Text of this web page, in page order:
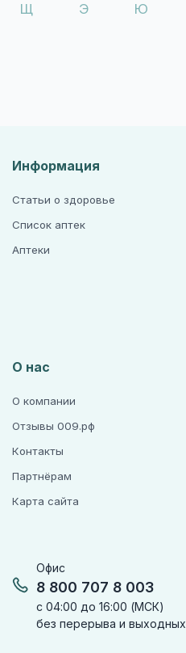
Щ
Э Ю
Офис
8 800 707 8 003
с 04:00 до 16:00 (МСК)
без перерыва и выходных
Информация
Статьи о здоровье
Список аптек
Аптеки
О нас
О компании
Отзывы 009.рф
Контакты
Партнёрам
Карта сайта